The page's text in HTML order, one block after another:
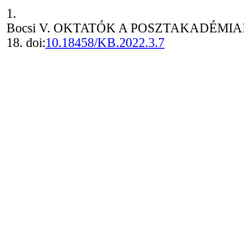
1.
Bocsi V. OKTATÓK A
18. doi:10.18458/KB.2022.3.7